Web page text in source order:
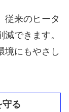
従来のヒータ
できます。
境にもやさし
守る